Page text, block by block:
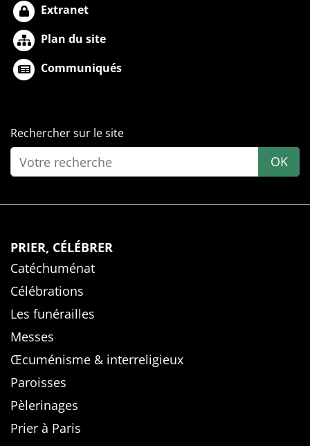
Extranet
Plan du site
Communiqués
Rechercher sur le site
OK
PRIER, CÉLÉBRER
Catéchuménat
Célébrations
Les funérailles
Messes
Œcuménisme & interreligieux
Paroisses
Pèlerinages
Prier à Paris